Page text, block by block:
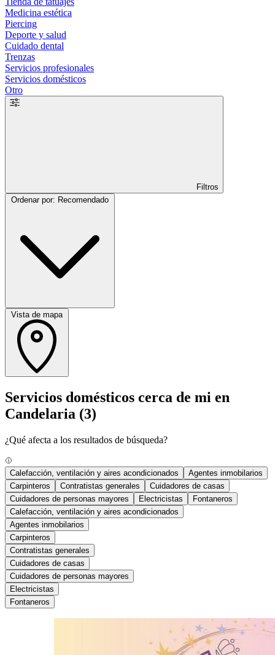
Medicina estética
Piercing
Deporte y salud
Cuidado dental
Trenzas
Servicios profesionales
Servicios domésticos
Otro
Filtros
Vista de mapa
Servicios domésticos cerca de mi en
Candelaria (3)
¿Qué afecta a los resultados de búsqueda?
Calefacción, ventilación y aires acondicionados
Agentes inmobilarios
Carpinteros
Contratistas generales
Cuidadores de casas
Cuidadores de personas mayores
Electricistas
Fontaneros
Calefacción, ventilación y aires acondicionados
Agentes inmobilarios
Carpinteros
Contratistas generales
Cuidadores de casas
Cuidadores de personas mayores
Electricistas
Fontaneros